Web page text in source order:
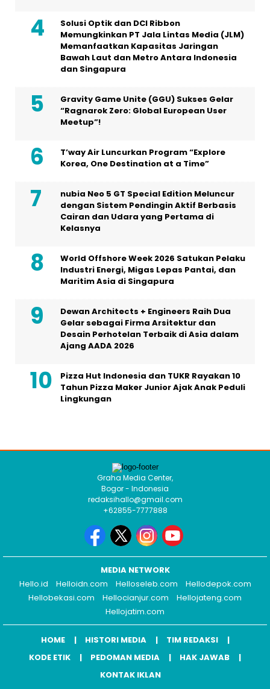
Solusi Optik dan DCI Ribbon
Memungkinkan PT Jala Lintas Media (JLM)
Memanfaatkan Kapasitas Jaringan
Bawah Laut dan Metro Antara Indonesia
dan Singapura
Gravity Game Unite (GGU) Sukses Gelar
“Ragnarok Zero: Global European User
Meetup”!
T’way Air Luncurkan Program “Explore
Korea, One Destination at a Time”
nubia Neo 5 GT Special Edition Meluncur
dengan Sistem Pendingin Aktif Berbasis
Cairan dan Udara yang Pertama di
Kelasnya
World Offshore Week 2026 Satukan Pelaku
Industri Energi, Migas Lepas Pantai, dan
Maritim Asia di Singapura
Dewan Architects + Engineers Raih Dua
Gelar sebagai Firma Arsitektur dan
Desain Perhotelan Terbaik di Asia dalam
Ajang AADA 2026
Pizza Hut Indonesia dan TUKR Rayakan 10
Tahun Pizza Maker Junior Ajak Anak Peduli
Lingkungan
Graha Media Center,
Bogor - Indonesia
redaksihallo@gmail.com
+62855-7777888
MEDIA NETWORK
Hello.id
Helloidn.com Helloseleb.com
Hellodepok.com
Hellobekasi.com
Hellocianjur.com
Hellojateng.com
Hellojatim.com
HOME HISTORI MEDIA
TIM REDAKSI
KODE ETIK
PEDOMAN MEDIA
HAK JAWAB
KONTAK IKLAN